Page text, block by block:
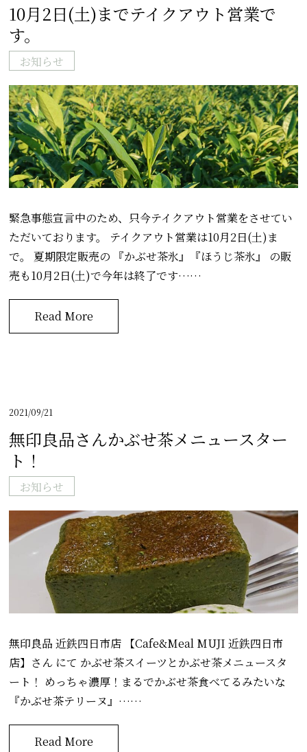
10月2日(土)までテイクアウト営業で
す。
お知らせ
緊急事態宣言中のため、只今テイクアウト営業をさせてい
ただいております。 テイクアウト営業は10月2日(土)ま
で。 夏期限定販売の 『かぶせ茶氷』『ほうじ茶氷』 の販
売も10月2日(土)で今年は終了です……
Read More
2021/09/21
無印良品さんかぶせ茶メニュースター
ト！
お知らせ
無印良品 近鉄四日市店 【Cafe&Meal MUJI 近鉄四日市
店】さん にて かぶせ茶スイーツとかぶせ茶メニュースタ
ート！ めっちゃ濃厚！まるでかぶせ茶食べてるみたいな
『かぶせ茶テリーヌ』……
Read More